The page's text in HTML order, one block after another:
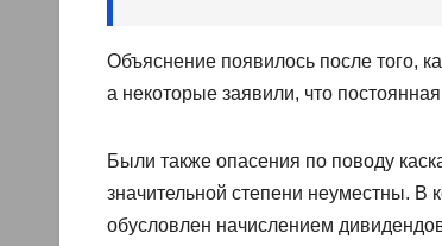
Объяснение появилось после того,
а некоторые заявили, что
Были также опасения по поводу
значительной степени неуместны. В
обусловлен начислением